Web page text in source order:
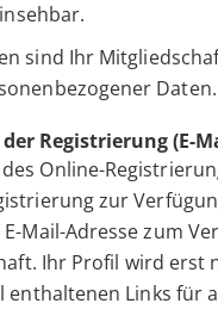
sind Ihr
Daten.
Registrierung (E-
Online-
zur
Mail-Adresse zum
Ihr Profil wird erst
enthaltenen Links für